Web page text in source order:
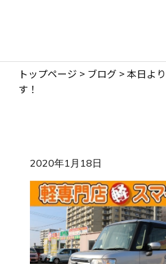
トップページ > ブログ >本日よ
す！
2020年1月18日